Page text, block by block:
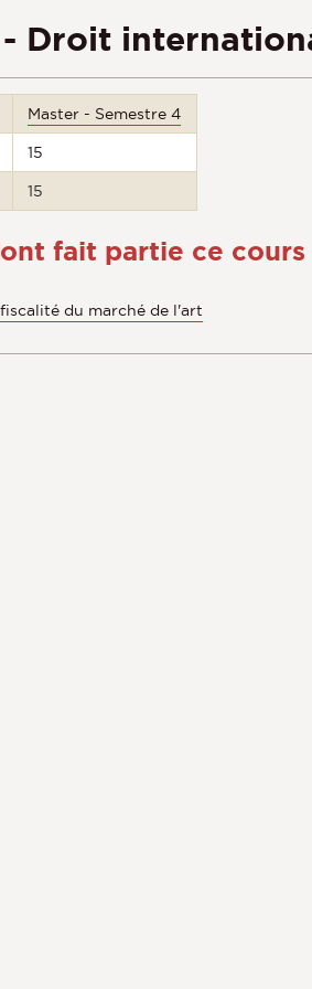
Droit
Master - Semestre 4
15
15
fait partie ce cours
du marché de l'art